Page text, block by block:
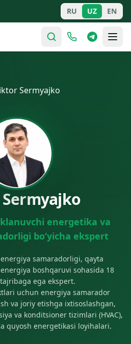
RU UZ EN
Sermyajko
energetika va
bo‘yicha ekspert
samaradorligi, qayta
boshqaruvi sohasida 18
ega ekspert.
uchun energiya samarador
va joriy etishga ixtisoslashgan,
va konditsioner tizimlari (HVAC),
quyosh energetikasi loyihalari.